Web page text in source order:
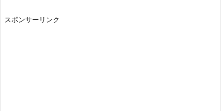
スポンサーリンク